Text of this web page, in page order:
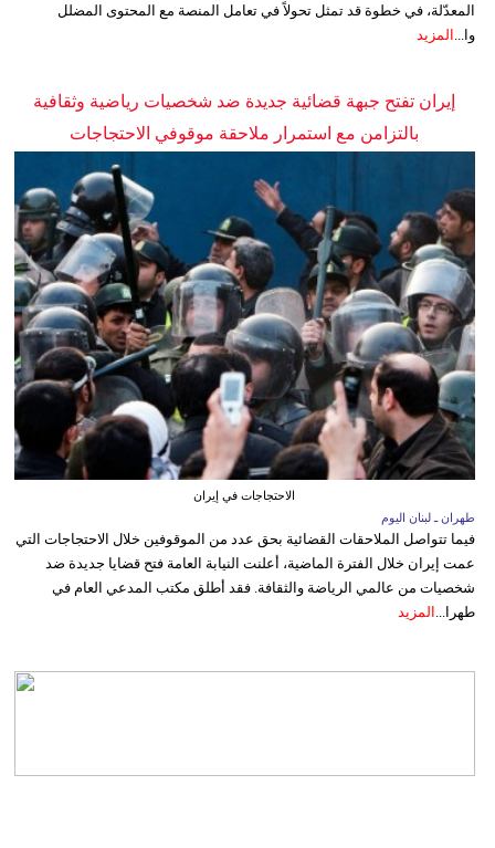
المعدّلة، في خطوة قد تمثل تحولاً في تعامل المنصة مع المحتوى المضلل
وا... المزيد
إيران تفتح جبهة قضائية جديدة ضد شخصيات رياضية وثقافية
بالتزامن مع استمرار ملاحقة موقوفي الاحتجاجات
الاحتجاجات في إيران
طهران ـ لبنان اليوم
فيما تتواصل الملاحقات القضائية بحق عدد من الموقوفين خلال الاحتجاجات التي
عمت إيران خلال الفترة الماضية، أعلنت النيابة العامة فتح قضايا جديدة ضد
شخصيات من عالمي الرياضة والثقافة. فقد أطلق مكتب المدعي العام في
طهرا... المزيد